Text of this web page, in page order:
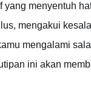
menyentuh
mengakui
mengalami
ini akan